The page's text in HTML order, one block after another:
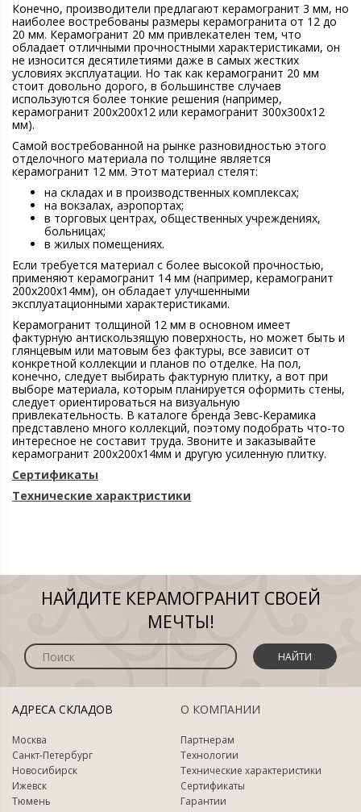
Конечно, производители предлагают керамогранит 3 мм, но
наиболее востребованы размеры керамогранита от 12 до
20 мм. Керамогранит 20 мм привлекателен тем, что
обладает отличными прочностными характеристиками, он
не износится десятилетиями даже в самых жестких
условиях эксплуатации. Но так как керамогранит 20 мм
стоит довольно дорого, в большинстве случаев
используются более тонкие решения (например,
керамогранит 200х200х12 или керамогранит 300х300х12
мм).
Самой востребованной на рынке разновидностью этого
отделочного материала по толщине является
керамогранит 12 мм. Этот материал стелят:
на складах и в производственных комплексах;
на вокзалах, аэропортах;
в торговых центрах, общественных учреждениях,
больницах;
в жилых помещениях.
Если требуется материал с более высокой прочностью,
применяют керамогранит 14 мм (например, керамогранит
200х200х14мм), он обладает улучшенными
эксплуатационными характеристиками.
Керамогранит толщиной 12 мм в основном имеет
фактурную антискользящую поверхность, но может быть и
глянцевым или матовым без фактуры, все зависит от
конкретной коллекции и планов по отделке. На пол,
конечно, следует выбирать фактурную плитку, а вот при
выборе материала, которым планируется оформить стены,
следует ориентироваться на визуальную
привлекательность. В каталоге бренда Зевс-Керамика
представлено много коллекций, поэтому подобрать что-то
интересное не составит труда. Звоните и заказывайте
керамогранит 200х200х14мм и другую усиленную плитку.
Сертификаты
Технические характристики
НАЙДИТЕ КЕРАМОГРАНИТ СВОЕЙ
МЕЧТЫ!
НАЙТИ
АДРЕСА СКЛАДОВ
Москва
Санкт-Петербург
Новосибирск
Ижевск
Тюмень
О КОМПАНИИ
Партнерам
Технологии
Технические характеристики
Сертификаты
Гарантии